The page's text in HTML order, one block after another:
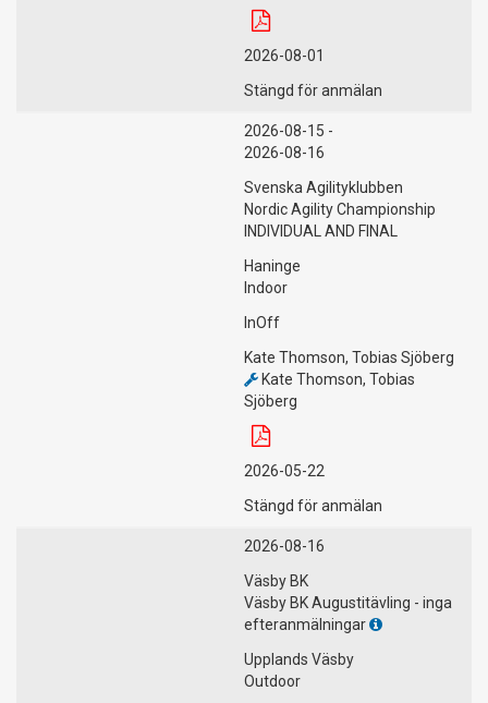
2026-08-01
Stängd för anmälan
2026-08-15 -
2026-08-16
Svenska Agilityklubben
Nordic Agility Championship
INDIVIDUAL AND FINAL
Haninge
Indoor
InOff
Kate Thomson, Tobias Sjöberg
Kate Thomson, Tobias
Sjöberg
2026-05-22
Stängd för anmälan
2026-08-16
Väsby BK
Väsby BK Augustitävling - inga
efteranmälningar
Upplands Väsby
Outdoor